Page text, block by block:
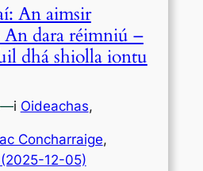
An aimsir
dara réimniú –
dhá shiolla iontu
—i Oideachas,
Concharraige
12-05)